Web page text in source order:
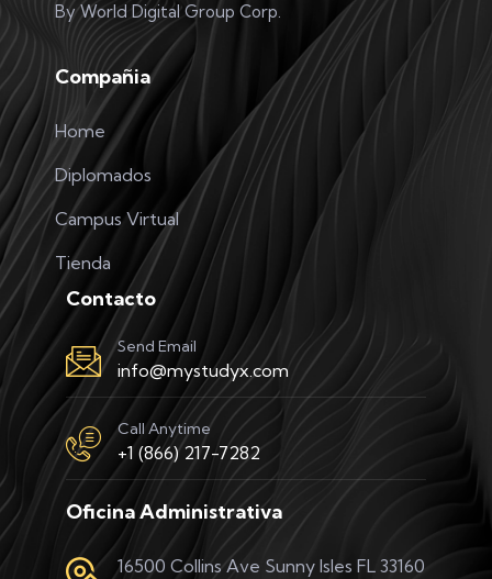
By World Digital Group Corp.
Compañia
Home
Diplomados
Campus Virtual
Tienda
Contacto
Send Email
info@mystudyx.com
Call Anytime
+1 (866) 217-7282
Oficina Administrativa
16500 Collins Ave Sunny Isles FL 33160